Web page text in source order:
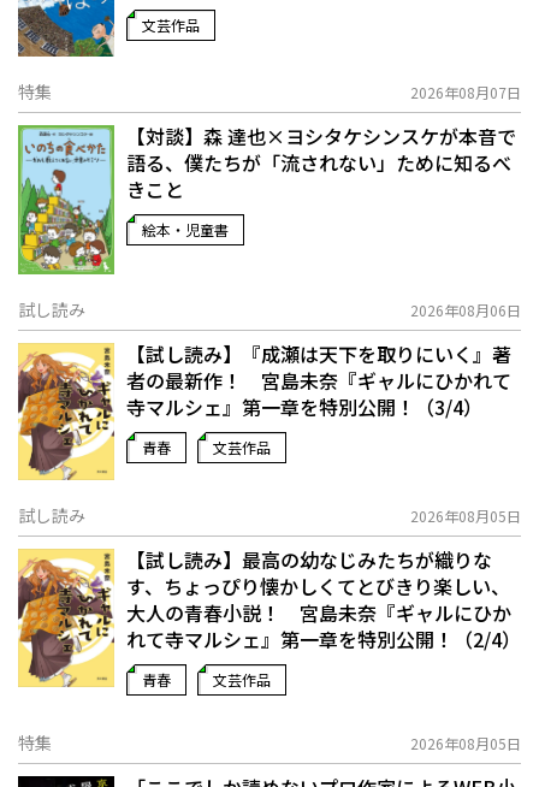
文芸作品
特集 2026年08月07日
【対談】森 達也×ヨシタケシンスケが本音で
語る、僕たちが「流されない」ために知るべ
きこと
絵本・児童書
試し読み 2026年08月06日
【試し読み】『成瀬は天下を取りにいく』著
者の最新作！ 宮島未奈『ギャルにひかれて
寺マルシェ』第一章を特別公開！（3/4）
青春 文芸作品
試し読み 2026年08月05日
【試し読み】最高の幼なじみたちが織りな
す、ちょっぴり懐かしくてとびきり楽しい、
大人の青春小説！ 宮島未奈『ギャルにひか
れて寺マルシェ』第一章を特別公開！（2/4）
青春 文芸作品
特集 2026年08月05日